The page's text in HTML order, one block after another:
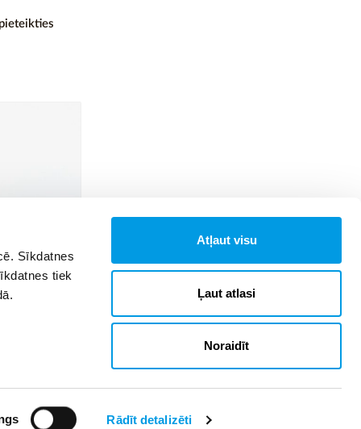
Sīkdatnes
tiek
Rādīt detalizēti
Atļaut visu
Ļaut atlasi
Noraidīt
procesā